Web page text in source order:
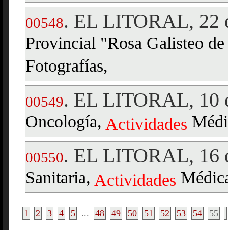
00548. EL LITORAL, 22
Provincial "Rosa Galisteo
Fotografías,
00549. EL LITORAL, 10
Oncología, Actividades
00550. EL LITORAL, 16
Sanitaria, Actividades
1 2 3 4 5 ... 48 49 50 51 52 53 54 55